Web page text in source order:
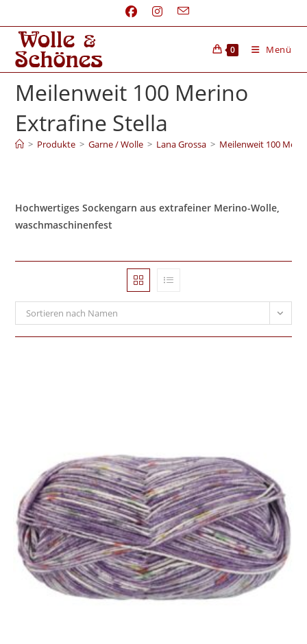
0 Menü
Meilenweit 100 Merino
Extrafine Stella
> Produkte > Garne / Wolle > Lana Grossa > Meilenweit 100
Hochwertiges Sockengarn aus extrafeiner Merino-Wolle,
waschmaschinenfest
Sortieren nach Namen